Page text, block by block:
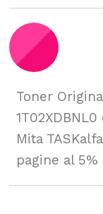
Toner
Mita
pagine al